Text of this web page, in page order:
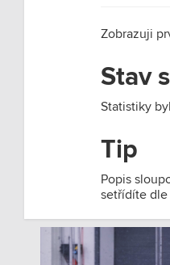
Zobrazuji
Stav
Statistiky
Tip
Popis
setřídíte dle